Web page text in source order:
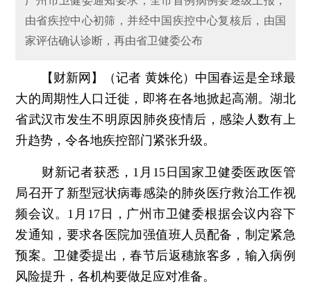
由省疾控中心初筛，并经中国疾控中心复核后，由国
家评估确认诊断，再由省卫健委公布
【财新网】（记者 黄姝伦） 中国春运是全球最
大的周期性人口迁徙，即将在各地掀起高潮。湖北
省武汉市发生不明原因肺炎疫情后，感染人数有上
升趋势，令各地疾控部门紧张升级。
财新记者获悉，1月15日国家卫健委医政医管
局召开了新型冠状病毒感染的肺炎医疗救治工作视
频会议。1月17日，广州市卫健委根据会议内容下
发通知，要求各医院加强值班人员配备，制定紧急
预案。卫健委提出，春节后返穗旅客多，输入病例
风险提升，各机构要做足应对准备。